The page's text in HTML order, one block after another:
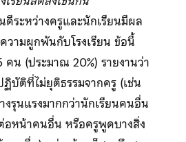
ระหว่างครูและนักเรียนมีผล
วามผูกพันกับโรงเรียน ข้อนี้
คน (ประมาณ 20%) รายงานว่า
บัติที่ไม่ยุติธรรมจากครู (เช่น
รุนแรงมากกว่านักเรียนคนอื่น
อหน้าคนอื่น หรือครูพูดบางสิ่ง